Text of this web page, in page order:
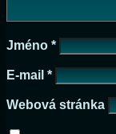
Jméno *
E-mail *
Webová stránka